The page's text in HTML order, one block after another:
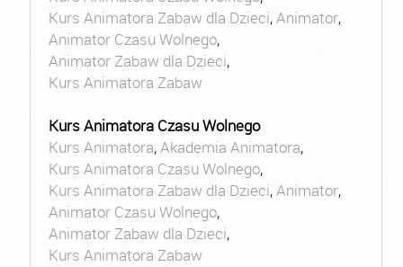
Kurs Animatora Zabaw dla Dzieci,Animator,
Animator Czasu Wolnego,
Animator Zabaw dla Dzieci,
Kurs Animatora Zabaw
Kurs Animatora Czasu Wolnego
Kurs Animatora,Akademia Animatora,
Kurs Animatora Czasu Wolnego,
Kurs Animatora Zabaw dla Dzieci,Animator,
Animator Czasu Wolnego,
Animator Zabaw dla Dzieci,
Kurs Animatora Zabaw